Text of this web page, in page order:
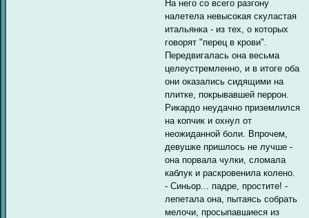
На него со всего разгону
налетела невысокая скуластая
итальянка - из тех, о которых
говорят "перец в крови".
Передвигалась она весьма
целеустремленно, и в итоге оба
они оказались сидящими на
плитке, покрывавшей перрон.
Рикардо неудачно приземлился
на копчик и охнул от
неожиданной боли. Впрочем,
девушке пришлось не лучше -
она порвала чулки, сломала
каблук и раскровенила колено.
- Синьор... падре, простите! -
лепетала она, пытаясь собрать
мелочи, просыпавшиеся из